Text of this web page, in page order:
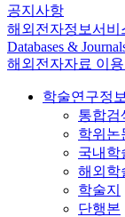
공지사항
해외전자정보서비
Databases &
해외전자자료 이용
학술연구정
통합검
학위논
국내학
해외학
학술지
단행본